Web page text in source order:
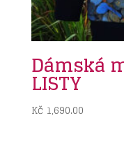
Dámská
LISTY
Kč 1,690.00